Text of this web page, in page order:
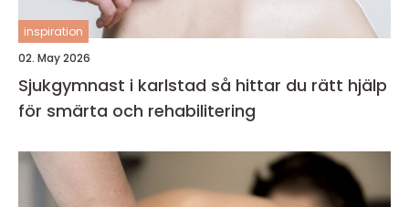
inspiration
02. May 2026
Sjukgymnast i karlstad så hittar du rätt hjälp
för smärta och rehabilitering